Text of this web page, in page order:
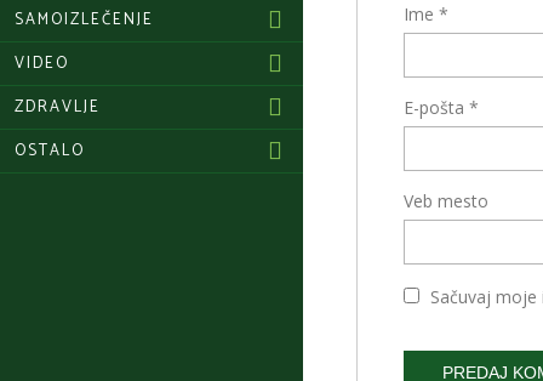
SAMOIZLEČENJE
VIDEO
ZDRAVLJE
OSTALO
Ime *
E-pošta *
Veb mesto
Sačuvaj